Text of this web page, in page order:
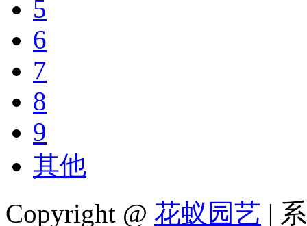
5
6
7
8
9
其他
Copyright @ 花蚁园艺 |